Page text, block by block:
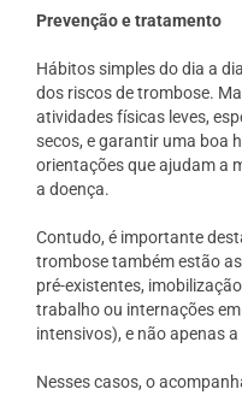
Prevenção e tratamento
Hábitos simples do dia a
dos riscos de trombose.
atividades físicas leves,
secos, e garantir uma boa
orientações que ajudam a
a doença.
Contudo, é importante
trombose também estão
pré-existentes,
trabalho ou internações
intensivos), e não apenas
Nesses casos, o